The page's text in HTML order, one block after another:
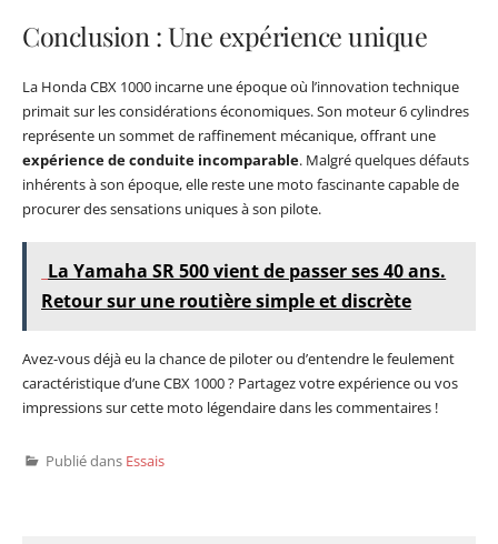
Conclusion : Une expérience unique
La Honda CBX 1000 incarne une époque où l’innovation technique
primait sur les considérations économiques. Son moteur 6 cylindres
représente un sommet de raffinement mécanique, offrant une
expérience de conduite incomparable. Malgré quelques défauts
inhérents à son époque, elle reste une moto fascinante capable de
procurer des sensations uniques à son pilote.
La Yamaha SR 500 vient de passer ses 40 ans.
Retour sur une routière simple et discrète
Avez-vous déjà eu la chance de piloter ou d’entendre le feulement
caractéristique d’une CBX 1000 ? Partagez votre expérience ou vos
impressions sur cette moto légendaire dans les commentaires !
Publié dans Essais